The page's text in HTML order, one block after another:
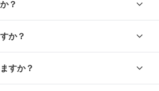
？
か？
すか？